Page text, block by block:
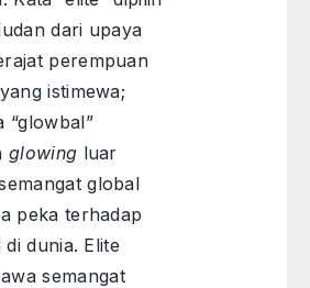
dari upaya
perempuan
istimewa;
“glowbal”
glowing luar
global
peka terhadap
dunia. Elite
semangat